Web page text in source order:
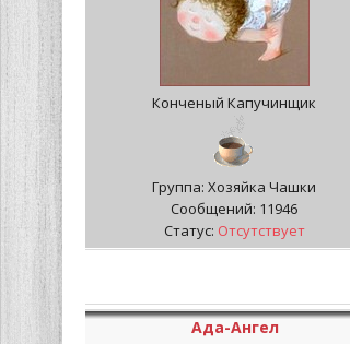
Конченый Капучинщик
Группа: Хозяйка Чашки
Сообщений: 11946
Статус: Отсутствует
Ада-Ангел